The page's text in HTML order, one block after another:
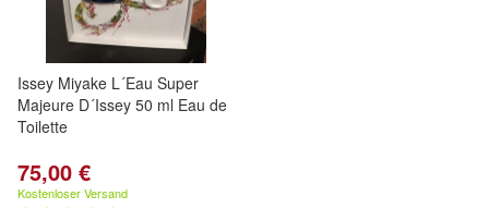
Issey Miyake L´Eau Super
Majeure D´Issey 50 ml Eau de
Toilette
75,00 €
Kostenloser Versand